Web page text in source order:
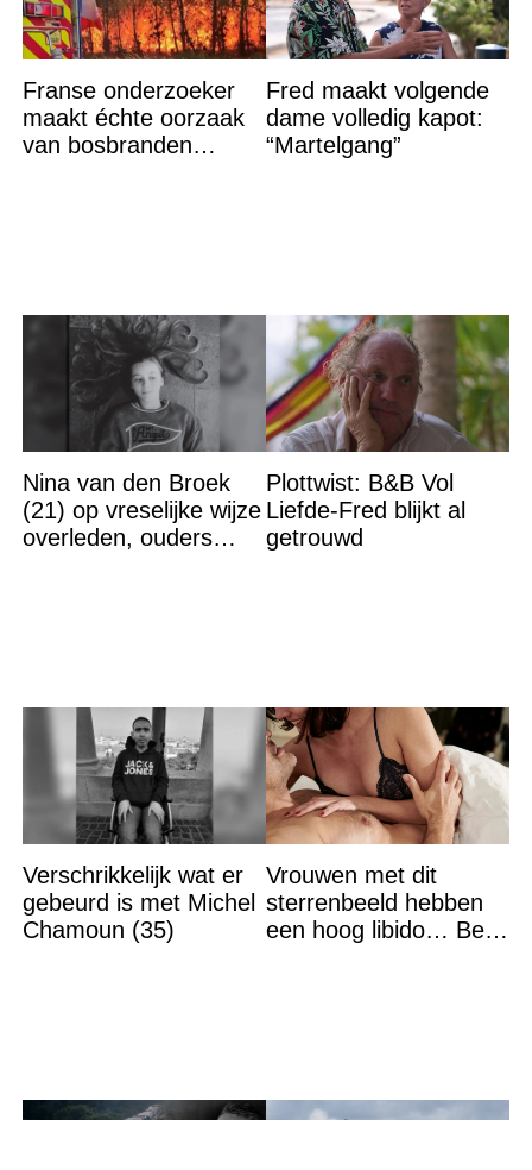
Franse onderzoeker
maakt échte oorzaak
van bosbranden
Fred maakt volgende
dame volledig kapot:
“Martelgang”
Nina van den Broek
(21) op vreselijke wijze
overleden, ouders
Plottwist: B&B Vol
Liefde-Fred blijkt al
getrouwd
Verschrikkelijk wat er
gebeurd is met Michel
Chamoun (35)
Vrouwen met dit
sterrenbeeld hebben
een hoog libido… Ben